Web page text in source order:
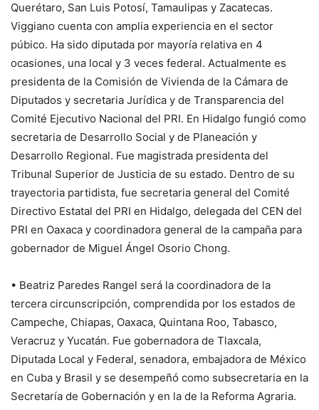
Querétaro, San Luis Potosí, Tamaulipas y Zacatecas.
Viggiano cuenta con amplia experiencia en el sector
púbico. Ha sido diputada por mayoría relativa en 4
ocasiones, una local y 3 veces federal. Actualmente es
presidenta de la Comisión de Vivienda de la Cámara de
Diputados y secretaria Jurídica y de Transparencia del
Comité Ejecutivo Nacional del PRI. En Hidalgo fungió como
secretaria de Desarrollo Social y de Planeación y
Desarrollo Regional. Fue magistrada presidenta del
Tribunal Superior de Justicia de su estado. Dentro de su
trayectoria partidista, fue secretaria general del Comité
Directivo Estatal del PRI en Hidalgo, delegada del CEN del
PRI en Oaxaca y coordinadora general de la campaña para
gobernador de Miguel Ángel Osorio Chong.
• Beatriz Paredes Rangel será la coordinadora de la
tercera circunscripción, comprendida por los estados de
Campeche, Chiapas, Oaxaca, Quintana Roo, Tabasco,
Veracruz y Yucatán. Fue gobernadora de Tlaxcala,
Diputada Local y Federal, senadora, embajadora de México
en Cuba y Brasil y se desempeñó como subsecretaria en la
Secretaría de Gobernación y en la de la Reforma Agraria.